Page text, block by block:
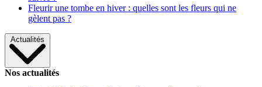
Fleurir une tombe en hiver : quelles sont les fleurs qui ne
gèlent pas ?
Actualités
Nos actualités